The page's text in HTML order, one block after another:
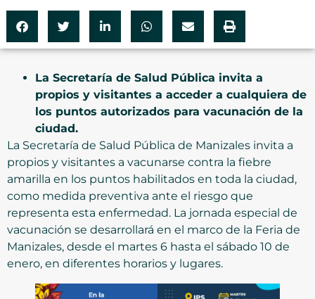
⁠La Secretaría de Salud Pública invita a
propios y visitantes a acceder a cualquiera de
los puntos autorizados para vacunación de la
ciudad.
La Secretaría de Salud Pública de Manizales invita a
propios y visitantes a vacunarse contra la fiebre
amarilla en los puntos habilitados en toda la ciudad,
como medida preventiva ante el riesgo que
representa esta enfermedad. La jornada especial de
vacunación se desarrollará en el marco de la Feria de
Manizales, desde el martes 6 hasta el sábado 10 de
enero, en diferentes horarios y lugares.